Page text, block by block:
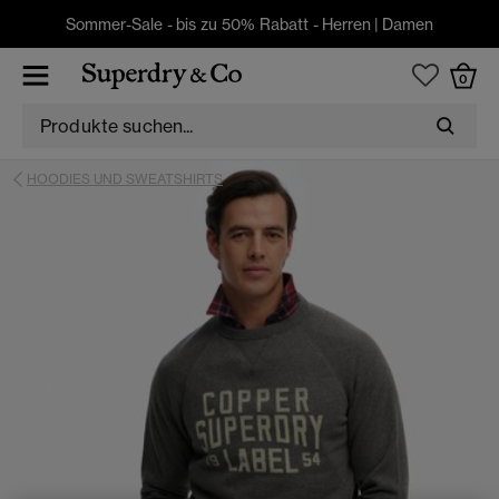
Sommer-Sale - bis zu 50% Rabatt - Herren | Damen
0
HOODIES UND SWEATSHIRTS